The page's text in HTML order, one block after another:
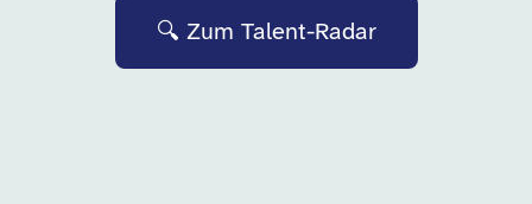
🔍 Zum Talent-Radar